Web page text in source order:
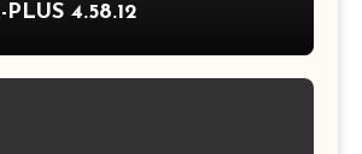
PLUS 4.58.12